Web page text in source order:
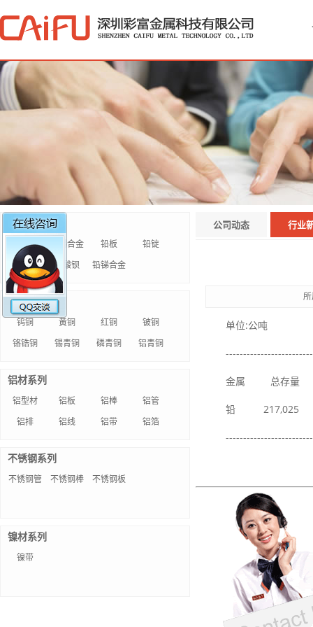
防护系列
钛棒 铅锡合金 铅板
铅锭
铅玻璃
硫酸钡 铅锑合金
铜材系列
钨铜 黄铜 红铜
铍铜
铬锆铜
锡青铜 磷青铜 铝青铜
铝材系列
铝型材 铝板 铝棒
铝管
铝排
铝线 铝带 铝箔
不锈钢系列
不锈钢管 不锈钢棒 不锈钢板
镍材系列
镍带
公司动态 行业
单位:公吨
金属 总存量
铅 217,025